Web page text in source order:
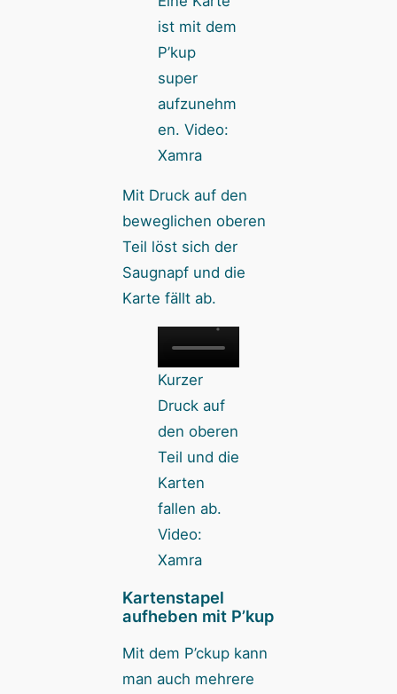
ist mit dem
P’kup
super
aufzunehm
en. Video:
Xamra
Mit Druck auf den
beweglichen oberen
Teil löst sich der
Saugnapf und die
Karte fällt ab.
Kurzer
Druck auf
den oberen
Teil und die
Karten
fallen ab.
Video:
Xamra
Kartenstapel
aufheben mit P’kup
Mit dem P’ckup kann
man auch mehrere